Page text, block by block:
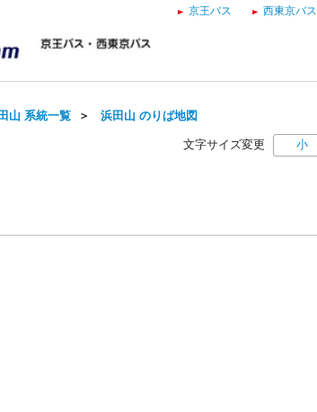
京王バス 西東京バス
山 系統一覧 ＞ 浜田山 のりば地図
文字サイズ変更 小